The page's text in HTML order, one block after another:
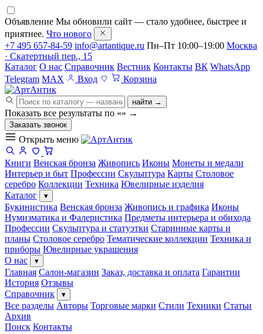
Объявление Мы обновили сайт — стало удобнее, быстрее и
приятнее. Что нового
+7 495 657-84-59 info@artantique.ru Пн–Пт 10:00–19:00 Москва
· Скатертный пер., 15
Каталог О нас Справочник Вестник Контакты ВК WhatsApp
Telegram MAX Вход Корзина
найти →
Показать все результаты по «» →
Заказать звонок
Открыть меню
Книги Венская бронза Живопись Иконы Монеты и медали
Интерьер и быт Профессии Скульптура Карты Столовое
серебро Коллекции Техника Ювелирные изделия
Каталог
▾
Букинистика Венская бронза Живопись и графика Иконы
Нумизматика и Фалеристика Предметы интерьера и обихода
Профессии Скульптура и статуэтки Старинные карты и
планы Столовое серебро Тематические коллекции Техника и
приборы Ювелирные украшения
О нас
▾
Главная Салон-магазин Заказ, доставка и оплата Гарантии
История Отзывы
Справочник
▾
Все разделы Авторы Торговые марки Стили Техники Статьи
Архив
Поиск Контакты